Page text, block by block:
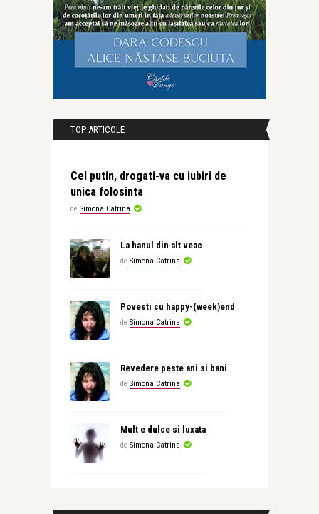
TOP ARTICOLE
Cel putin, drogati-va cu iubiri de
unica folosinta
de Simona Catrina
La hanul din alt veac
de Simona Catrina
Povesti cu happy-(week)end
de Simona Catrina
Revedere peste ani si bani
de Simona Catrina
Mult e dulce si luxata
de Simona Catrina